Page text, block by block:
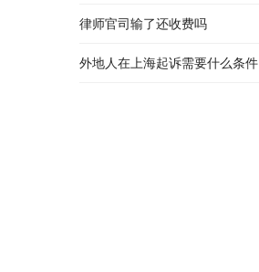
律师官司输了还收费吗
外地人在上海起诉需要什么条件